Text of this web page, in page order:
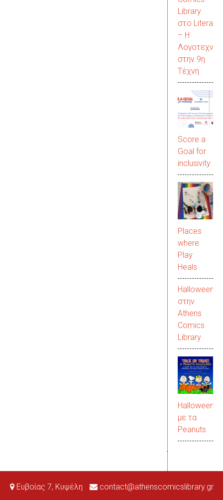
Library
στο
– Η
Λογοτεχνία
στην 9η
Τέχνη
Score a
Goal for
inclusivity
Places
where
Play
Heals
Halloween
στην
Αthens
Comics
Library
Halloween
με τα
Peanuts
Ευβοίας 7, Κυψέλη contact@athenscomicslibrary.gr